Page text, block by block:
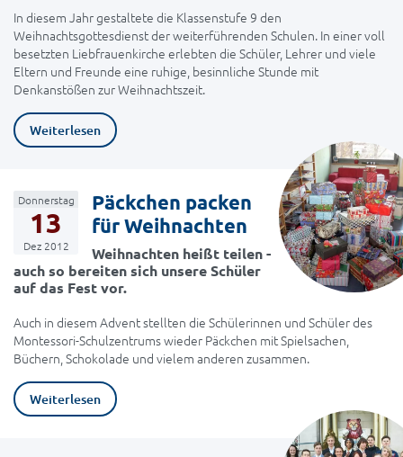
In diesem Jahr gestaltete die Klassenstufe 9 den
Weihnachtsgottesdienst der weiterführenden Schulen. In einer voll
besetzten Liebfrauenkirche erlebten die Schüler, Lehrer und viele
Eltern und Freunde eine ruhige, besinnliche Stunde mit
Denkanstößen zur Weihnachtszeit.
Weiterlesen
Donnerstag
13
Dez 2012
Päckchen packen
für Weihnachten
Weihnachten heißt teilen -
auch so bereiten sich unsere Schüler
auf das Fest vor.
Auch in diesem Advent stellten die Schülerinnen und Schüler des
Montessori-Schulzentrums wieder Päckchen mit Spielsachen,
Büchern, Schokolade und vielem anderen zusammen.
Weiterlesen